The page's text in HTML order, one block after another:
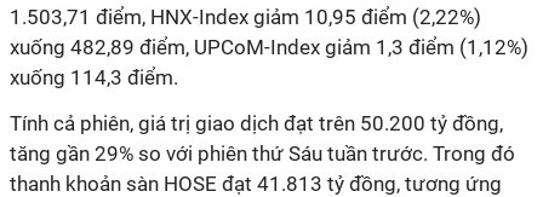
1.503,71 điểm, HNX-Index giảm 10,95 điểm (2,22%)
xuống 482,89 điểm, UPCoM-Index giảm 1,3 điểm (1,12%)
xuống 114,3 điểm.
Tính cả phiên, giá trị giao dịch đạt trên 50.200 tỷ đồng,
tăng gần 29% so với phiên thứ Sáu tuần trước. Trong đó
thanh khoản sàn HOSE đạt 41.813 tỷ đồng, tương ứng